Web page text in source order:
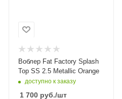
Длина приманки, мм
Вес приманки, гр
2.5
Плавучесть
slow sinking (SS)
Воблер Fat Factory Splash
Top SS 2.5 Metallic Orange
доступно к заказу
1 700руб./шт